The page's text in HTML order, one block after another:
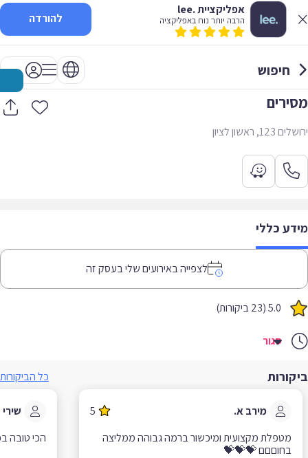
אפליקציית .lee
הרבה יותר נוח באפליקציה להורדה
חיפוש
מסירים
ירושלים 123, ראשון לציון
מידע כללי
לצפייה באירועים שלי בעסק זה
5.0 (23 ביקורות)
סגור
ביקורות כל הביקורות
מירב א.
5
מטפלת מקצועית ומיכשור ברמה גבוהה ממליצה
בחוםםם 💝💝💝
הכי טובה